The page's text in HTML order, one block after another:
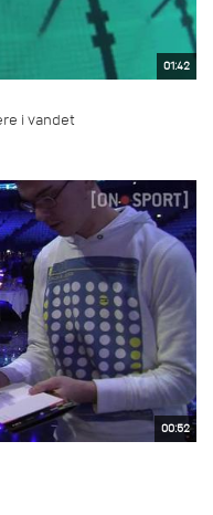
01:42
i vandet
00:52